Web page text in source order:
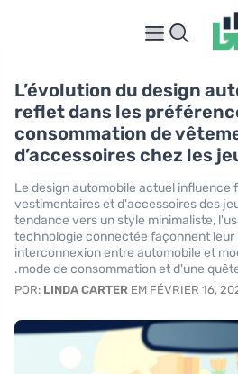
L’évolution du design
reflet dans les
consommation de
d’accessoires chez les
Le design automobile actuel influence
vestimentaires et d'accessoires des
tendance vers un style minimaliste,
technologie connectée façonnent leur
interconnexion entre automobile et
mode de consommation et d'une
POR: LINDA CARTER EM FÉVRIER 16,